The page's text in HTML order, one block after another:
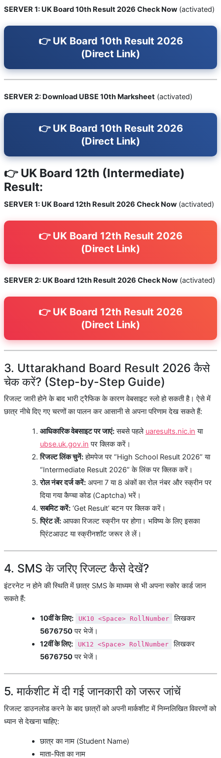
SERVER 1: UK Board 10th Result 2026 Check Now(activated)
👉 UK Board 10th Result 2026
(Direct Link)
SERVER 2: Download UBSE 10th Marksheet(activated)
👉 UK Board 10th Result 2026
(Direct Link)
👉 UK Board 12th (Intermediate)
Result:
SERVER 1: UK Board 12th Result 2026 Check Now(activated)
👉 UK Board 12th Result 2026
(Direct Link)
SERVER 2: UK Board 12th Result 2026 Check Now(activated)
👉 UK Board 12th Result 2026
(Direct Link)
3. Uttarakhand Board Result 2026 कैसे
चेक करें? (Step-by-Step Guide)
रिजल्ट जारी होने के बाद भारी ट्रैफिक के कारण वेबसाइट स्लो हो सकती है। ऐसे में
छात्र नीचे दिए गए चरणों का पालन कर आसानी से अपना परिणाम देख सकते हैं:
आधिकारिक वेबसाइट पर जाएं:सबसे पहले uaresults.nic.in या
ubse.uk.gov.in पर क्लिक करें।
रिजल्ट लिंक चुनें:होमपेज पर “High School Result 2026” या
“Intermediate Result 2026” के लिंक पर क्लिक करें।
रोल नंबर दर्ज करें:अपना 7 या 8 अंकों का रोल नंबर और स्क्रीन पर
दिया गया कैप्चा कोड (Captcha) भरें।
सबमिट करें:‘Get Result’ बटन पर क्लिक करें।
प्रिंट लें:आपका रिजल्ट स्क्रीन पर होगा। भविष्य के लिए इसका
प्रिंटआउट या स्क्रीनशॉट जरूर ले लें।
4. SMS के जरिए रिजल्ट कैसे देखें?
इंटरनेट न होने की स्थिति में छात्र SMS के माध्यम से भी अपना स्कोर कार्ड जान
सकते हैं:
10वीं के लिए: UK10 <Space> RollNumber
लिखकर
5676750पर भेजें।
12वीं के लिए:
UK12 <Space> RollNumber
लिखकर
5676750पर भेजें।
5. मार्कशीट में दी गई जानकारी को जरूर जांचें
रिजल्ट डाउनलोड करने के बाद छात्रों को अपनी मार्कशीट में निम्नलिखित विवरणों को
ध्यान से देखना चाहिए:
छात्र का नाम (Student Name)
माता-पिता का नाम